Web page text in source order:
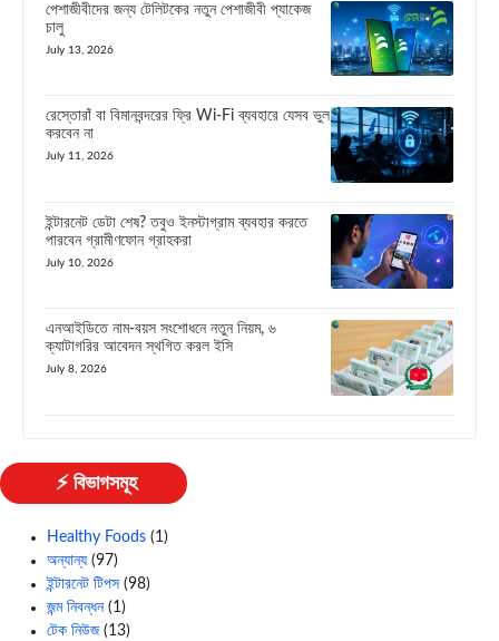
পেশাজীবীদের জন্য টেলিটকের নতুন পেশাজীবী প্যাকেজ
চালু
July 13, 2026
রেস্তোরাঁ বা বিমানবন্দরের ফ্রি Wi-Fi ব্যবহারে যেসব ভুল
করবেন না
July 11, 2026
ইন্টারনেট ডেটা শেষ? তবুও ইনস্টাগ্রাম ব্যবহার করতে
পারবেন গ্রামীণফোন গ্রাহকরা
July 10, 2026
এনআইডিতে নাম-বয়স সংশোধনে নতুন নিয়ম, ৬
ক্যাটাগরির আবেদন স্থগিত করল ইসি
July 8, 2026
⚡ বিভাগসমূহ
Healthy Foods (1)
অন্যান্য (97)
ইন্টারনেট টিপস (98)
জন্ম নিবন্ধন(1)
টেক নিউজ(13)